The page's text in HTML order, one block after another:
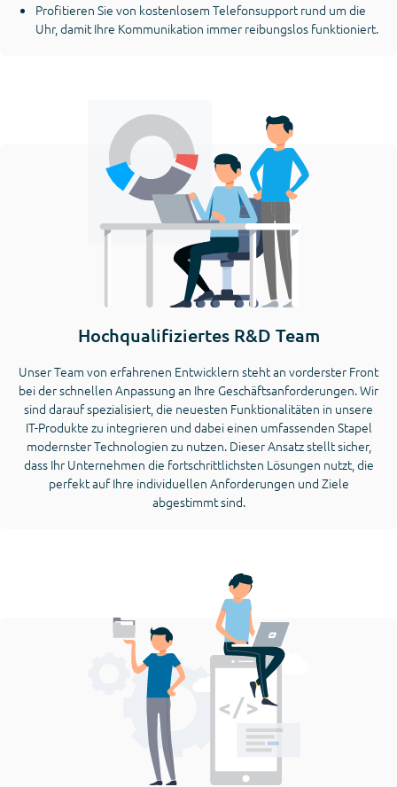
Profitieren Sie von kostenlosem Telefonsupport rund um die
Uhr, damit Ihre Kommunikation immer reibungslos funktioniert.
Hochqualifiziertes R&D Team
Unser Team von erfahrenen Entwicklern steht an vorderster Front
bei der schnellen Anpassung an Ihre Geschäftsanforderungen. Wir
sind darauf spezialisiert, die neuesten Funktionalitäten in unsere
IT-Produkte zu integrieren und dabei einen umfassenden Stapel
modernster Technologien zu nutzen. Dieser Ansatz stellt sicher,
dass Ihr Unternehmen die fortschrittlichsten Lösungen nutzt, die
perfekt auf Ihre individuellen Anforderungen und Ziele
abgestimmt sind.